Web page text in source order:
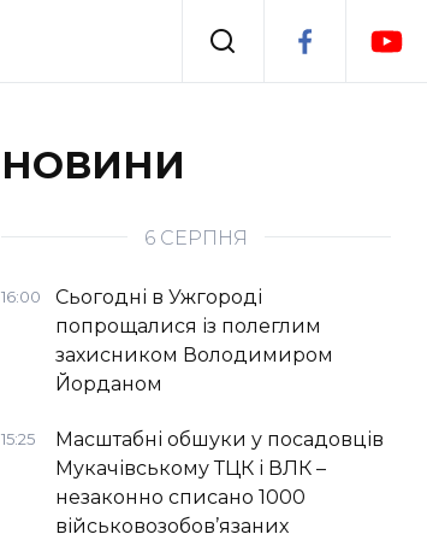
Події
НОВИНИ
6 СЕРПНЯ
16:00
Сьогодні в Ужгороді
попрощалися із полеглим
захисником Володимиром
Йорданом
15:25
Масштабні обшуки у посадовців
Мукачівському ТЦК і ВЛК –
незаконно списано 1000
військовозобов’язаних